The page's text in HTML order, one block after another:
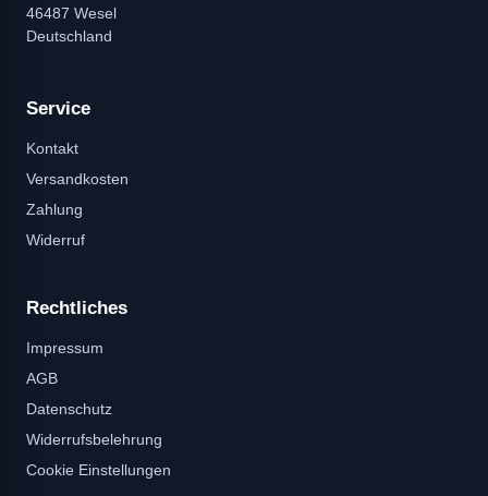
46487 Wesel
Deutschland
Service
Kontakt
Versandkosten
Zahlung
Widerruf
Rechtliches
Impressum
AGB
Datenschutz
Widerrufsbelehrung
Cookie Einstellungen